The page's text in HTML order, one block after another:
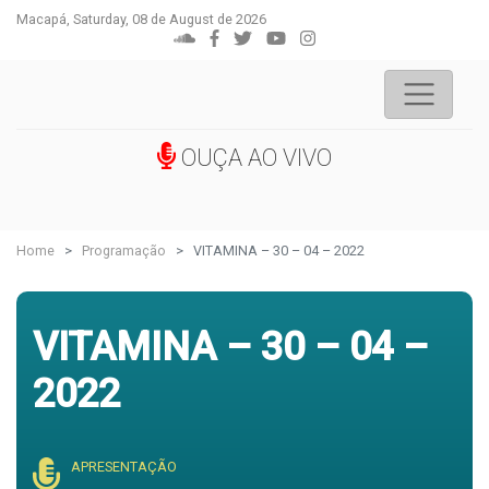
Macapá, Saturday, 08 de August de 2026
OUÇA AO VIVO
Home Programação VITAMINA – 30 – 04 – 2022
VITAMINA – 30 – 04 –
2022
APRESENTAÇÃO